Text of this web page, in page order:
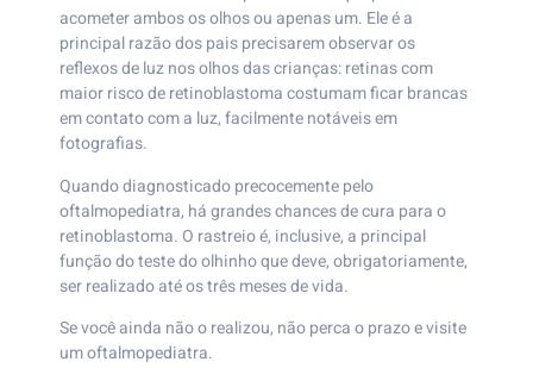
acometer ambos os olhos ou apenas um. Ele é a
principal razão dos pais precisarem observar os
reflexos de luz nos olhos das crianças: retinas com
maior risco de retinoblastoma costumam ficar brancas
em contato com a luz, facilmente notáveis em
fotografias.
Quando diagnosticado precocemente pelo
oftalmopediatra, há grandes chances de cura para o
retinoblastoma. O rastreio é, inclusive, a principal
função do teste do olhinho que deve, obrigatoriamente,
ser realizado até os três meses de vida.
Se você ainda não o realizou, não perca o prazo e visite
um oftalmopediatra.